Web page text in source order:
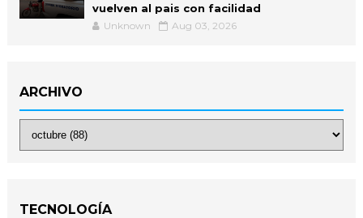
vuelven al pais con facilidad
Unknown Aug 03, 2026
ARCHIVO
TECNOLOGÍA